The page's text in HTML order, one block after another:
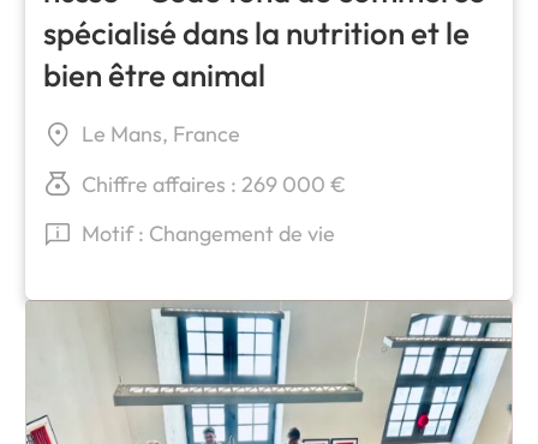
spécialisé dans la nutrition et le
bien être animal
Le Mans, France
Chiffre affaires : 269 000 €
Motif : Changement de vie